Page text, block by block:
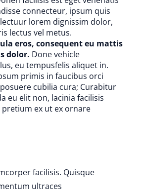
connecteur, ipsum quis
lorem dignissim dolor,
lectus vel metus.
eros, consequent eu mattis
dolor. Done vehicle
eu tempusfelis aliquet in.
primis in faucibus orci
cubilia cura; Curabitur
eu elit non, lacinia facilisis
ex ut ex ornare
facilisis. Quisque
ultraces